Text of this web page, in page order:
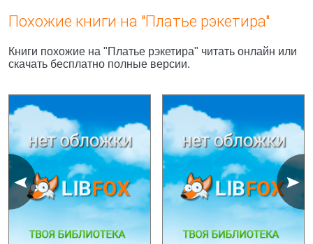
Похожие книги на "Платье рэкетира"
Книги похожие на "Платье рэкетира" читать онлайн или
скачать бесплатно полные версии.